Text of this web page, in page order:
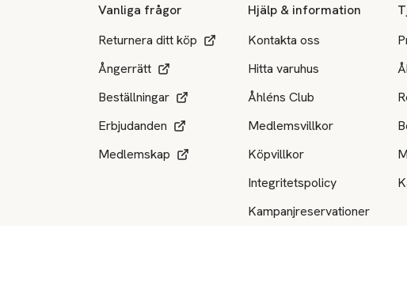
Vanliga frågor
Returnera ditt köp
Ångerrätt
Beställningar
Erbjudanden
Medlemskap
Hjälp & information
Kontakta oss
Hitta varuhus
Åhléns Club
Medlemsvillkor
Köpvillkor
Integritetspolicy
Kampanjreservationer